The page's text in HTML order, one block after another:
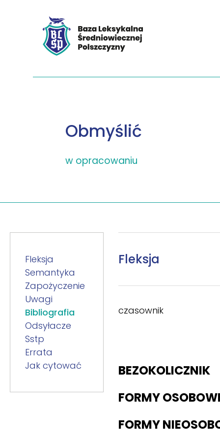
Obmyślić
w opracowaniu
Fleksja
Semantyka
Zapożyczenie
Uwagi
Bibliografia
Odsyłacze
Sstp
Errata
Jak cytować
Fleksja
czasownik
BEZOKOLICZNIK
FORMY
FORMY